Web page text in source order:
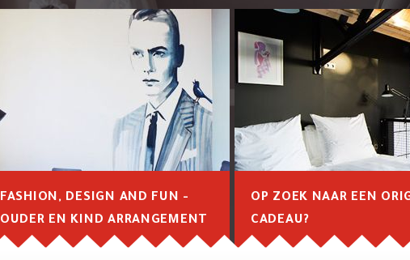
FASHION, DESIGN AND FUN -
OUDER EN KIND ARRANGEMENT
OP ZOEK NAAR EEN
CADEAU?